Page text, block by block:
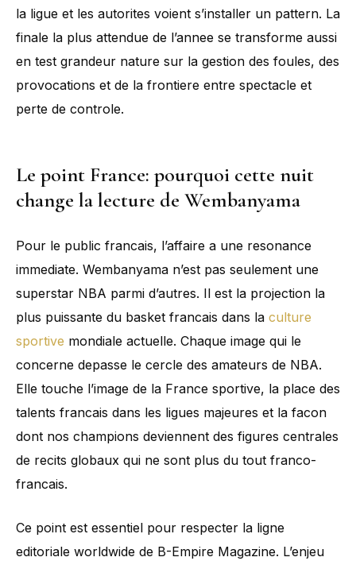
la ligue et les autorites voient s’installer un pattern. La
finale la plus attendue de l’annee se transforme aussi
en test grandeur nature sur la gestion des foules, des
provocations et de la frontiere entre spectacle et
perte de controle.
Le point France: pourquoi cette nuit
change la lecture de Wembanyama
Pour le public francais, l’affaire a une resonance
immediate. Wembanyama n’est pas seulement une
superstar NBA parmi d’autres. Il est la projection la
plus puissante du basket francais dans la culture
sportive mondiale actuelle. Chaque image qui le
concerne depasse le cercle des amateurs de NBA.
Elle touche l’image de la France sportive, la place des
talents francais dans les ligues majeures et la facon
dont nos champions deviennent des figures centrales
de recits globaux qui ne sont plus du tout franco-
francais.
Ce point est essentiel pour respecter la ligne
editoriale worldwide de B-Empire Magazine. L’enjeu